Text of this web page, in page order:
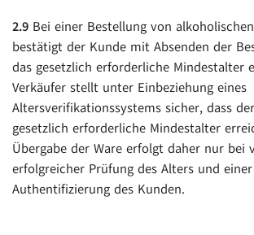
2.9 Bei einer Bestellung von
bestätigt der Kunde mit Absenden der
das gesetzlich erforderliche Mindestalter
Verkäufer stellt unter Einbeziehung eines
Altersverifikationssystems sicher, dass
gesetzlich erforderliche Mindestalter
Übergabe der Ware erfolgt daher nur bei
erfolgreicher Prüfung des Alters und einer
Authentifizierung des Kunden.